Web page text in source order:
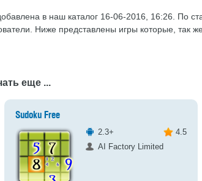
в наш каталог 16-06-2016, 16:26. По
Ниже представлены игры которые, так
еще ...
Sudoku Free
2.3+
4.5
AI Factory Limited